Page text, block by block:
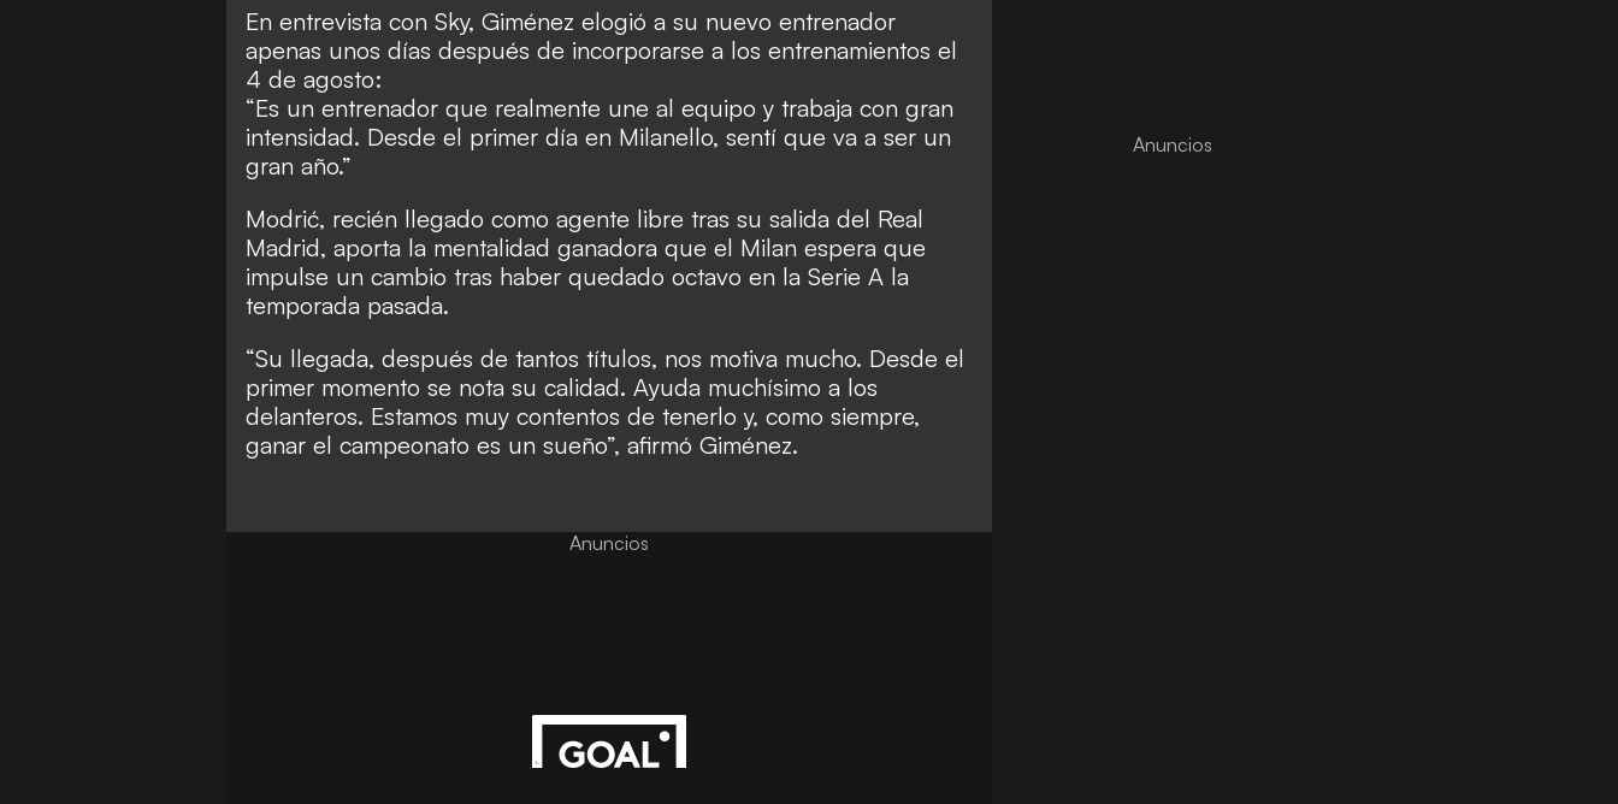
En entrevista con Sky, Giménez elogió a su nuevo entrenador
apenas unos días después de incorporarse a los entrenamientos el
4 de agosto:
“Es un entrenador que realmente une al equipo y trabaja con gran
intensidad. Desde el primer día en Milanello, sentí que va a ser un
gran año.”
Modrić, recién llegado como agente libre tras su salida del Real
Madrid, aporta la mentalidad ganadora que el Milan espera que
impulse un cambio tras haber quedado octavo en la Serie A la
temporada pasada.
“Su llegada, después de tantos títulos, nos motiva mucho. Desde el
primer momento se nota su calidad. Ayuda muchísimo a los
delanteros. Estamos muy contentos de tenerlo y, como siempre,
ganar el campeonato es un sueño”, afirmó Giménez.
Anuncios